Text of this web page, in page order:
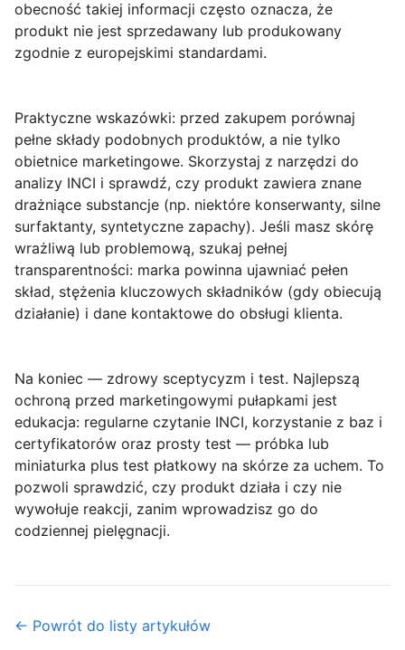
obecność takiej informacji często oznacza, że
produkt nie jest sprzedawany lub produkowany
zgodnie z europejskimi standardami.
Praktyczne wskazówki: przed zakupem porównaj
pełne składy podobnych produktów, a nie tylko
obietnice marketingowe. Skorzystaj z narzędzi do
analizy INCI i sprawdź, czy produkt zawiera znane
drażniące substancje (np. niektóre konserwanty, silne
surfaktanty, syntetyczne zapachy). Jeśli masz skórę
wrażliwą lub problemową, szukaj pełnej
transparentności: marka powinna ujawniać pełen
skład, stężenia kluczowych składników (gdy obiecują
działanie) i dane kontaktowe do obsługi klienta.
Na koniec — zdrowy sceptycyzm i test. Najlepszą
ochroną przed marketingowymi pułapkami jest
edukacja: regularne czytanie INCI, korzystanie z baz i
certyfikatorów oraz prosty test — próbka lub
miniaturka plus test płatkowy na skórze za uchem. To
pozwoli sprawdzić, czy produkt działa i czy nie
wywołuje reakcji, zanim wprowadzisz go do
codziennej pielęgnacji.
← Powrót do listy artykułów